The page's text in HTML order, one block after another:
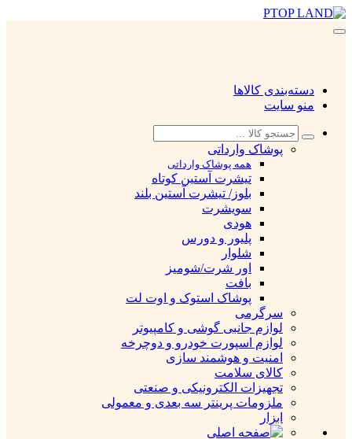
دسته‌بندی کالاها
منو سایت
پوشاک وارداتی
همه پوشاک وارداتی
تیشرت آستین کوتاه
بلوز/ تیشرت آستین بلند
سویشرت
هودی
پلیور و دورس
شلوار
اور شرت/شومیز
بافت
پوشاک استوک و اوت لت
سرگرمی
لوازم جانبی گوشی و کامپیوتر
لوازم اسپورت خودرو و دوچرخه
امنیت و هوشمند سازی
کالای سلامت
تجهیزات الکترونیکی و صنعتی
ملزومات پرینتر سه بعدی و معمولی
ابزار